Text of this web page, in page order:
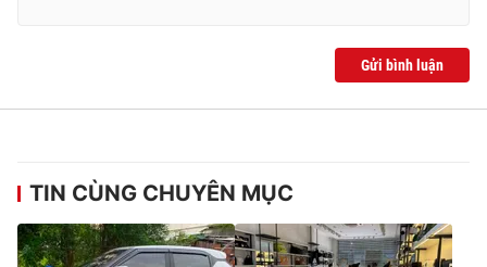
Gửi bình luận
TIN CÙNG CHUYÊN MỤC